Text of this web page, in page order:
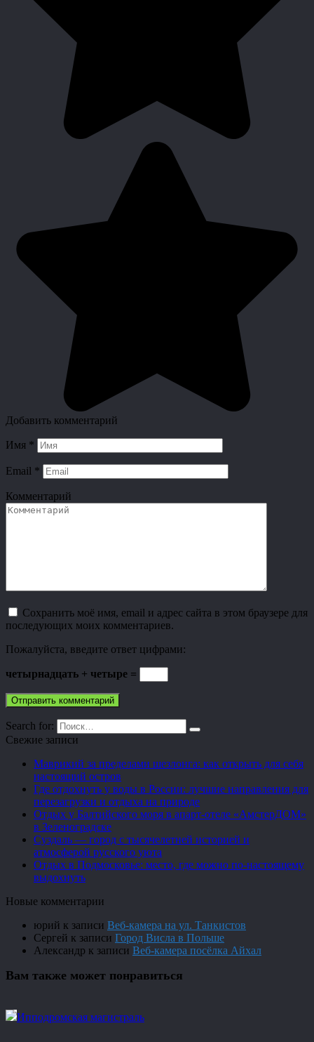
Добавить комментарий
Имя *
Email *
Комментарий
Сохранить моё имя, email и адрес сайта в этом браузере для
последующих моих комментариев.
Пожалуйста, введите ответ цифрами:
четырнадцать + четыре =
Search for:
Свежие записи
Маврикий за пределами шезлонга: как открыть для себя
настоящий остров
Где отдохнуть у воды в России: лучшие направления для
перезагрузки и отдыха на природе
Отдых у Балтийского моря в апарт-отеле «АмстерДОМ»
в Зеленоградске
Суздаль — город с тысячелетней историей и
атмосферой русского уюта
Отдых в Подмосковье: место, где можно по-настоящему
выдохнуть
Новые комментарии
юрий к записи Веб-камера на ул. Танкистов
Сергей к записи Город Висла в Польше
Александр к записи Веб-камера посёлка Айхал
Вам также может понравиться
Ипподромская магистраль